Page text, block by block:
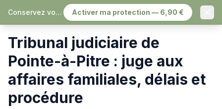
Conservez vos échanges, sereinement Activer ma protection — 6,90 €
Accueil › Tribunaux judiciaires › Pointe-à-Pitre
Tribunal judiciaire de
Pointe-à-Pitre : juge aux
affaires familiales, délais et
procédure